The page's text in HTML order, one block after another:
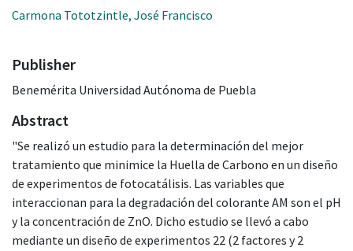
Carmona Tototzintle, José Francisco
Publisher
Benemérita Universidad Autónoma de Puebla
Abstract
"Se realizó un estudio para la determinación del mejor
tratamiento que minimice la Huella de Carbono en un diseño
de experimentos de fotocatálisis. Las variables que
interaccionan para la degradación del colorante AM son el pH
y la concentración de ZnO. Dicho estudio se llevó a cabo
mediante un diseño de experimentos 22 (2 factores y 2